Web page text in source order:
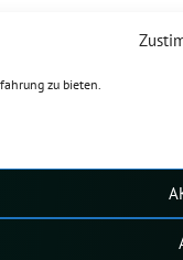
zu bieten.